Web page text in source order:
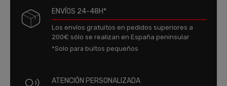
ENVÍOS 24-48H*
Los envíos gratuitos en pedidos superiores a
200€ sólo se realizan en España peninsular
*Solo para bultos pequeños
ATENCIÓN PERSONALIZADA